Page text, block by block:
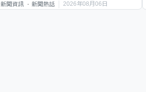
新聞資訊 新聞熱話 2026年08月06日